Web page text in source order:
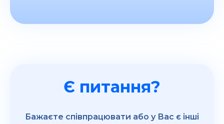
Є питання?
Бажаєте співпрацювати або у Вас є інші